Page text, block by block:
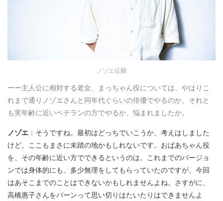
ノゾエ征爾
ーー主人公に相対する老女、まっちゃん役については、やはりこ
れまで通りノゾエさんと同年代ぐらいの俳優でやるのか、それと
も実年齢に近いベテランの方でやるか、悩まれましたか。
ノゾエ ：そうですね。最初はどっちでいこうか、考えはしました
けど。ここもまさに未踏の地かもしれないです。おばあちゃん役
を、その年齢に近い方でできるというのは。これまでのバージョ
ンでは身体的にも、多少無理をしてもらっていたのですが、今回
はあそこまでのことはできないかもしれませんよね。さすがに、
高橋惠子さんをバーンって思い切りはたいたりはできませんよ